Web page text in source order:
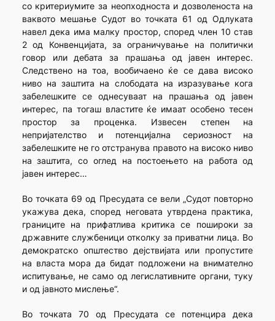
со критериумите за неопходноста и дозволеноста на
ваквото мешање Судот во точката 61 од Одлуката
навел дека има малку простор, според член 10 став
2 од Конвенцијата, за ограничување на политички
говор или дебата за прашања од јавен интерес.
Следствено на тоа, вообичаено ќе се дава високо
ниво на заштита на слободата на изразување кога
забелешките се однесуваат на прашања од јавен
интерес, па тогаш властите ќе имаат особено тесен
простор за проценка. Извесен степен на
непријателство и потенцијална сериозност на
забелешките не го отстранува правото на високо ниво
на заштита, со оглед на постоењето на работа од
јавен интерес…
Во точката 69 од Пресудата се вели „Судот повторно
укажува дека, според неговата утврдена практика,
границите на прифатлива критика се пошироки за
државните службеници отколку за приватни лица. Во
демократско општество дејствијата или пропустите
на власта мора да бидат подложени на внимателно
испитување, не само од легислативните органи, туку
и од јавното мислење“.
Во точката 70 од Пресудата се потенцира дека